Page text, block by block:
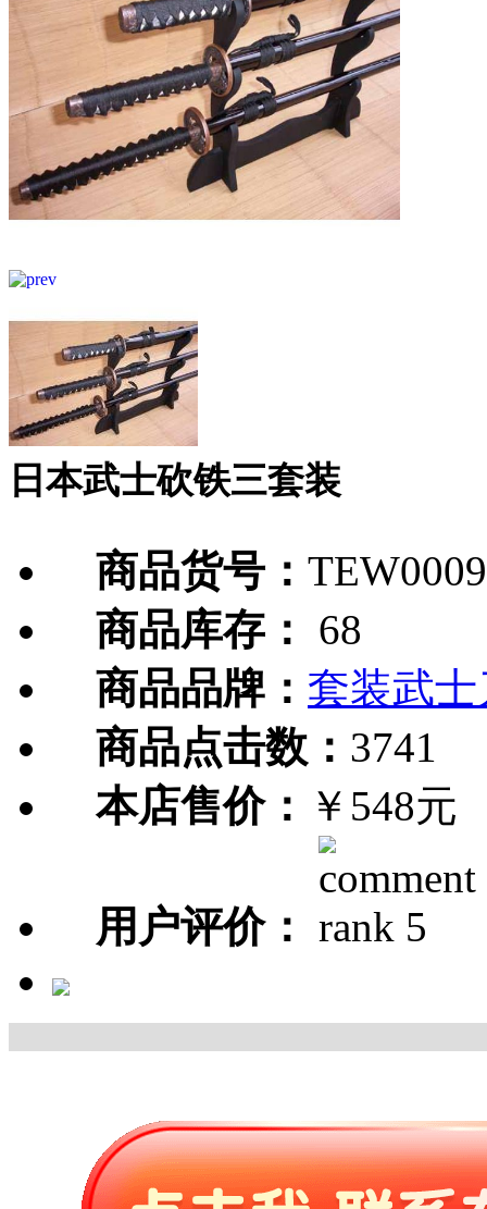
日本武士砍铁三套装
商品货号：
商品库存：
68
商品品牌： 套装武士
商品点击数： 3741
本店售价： ￥548元
用户评价：